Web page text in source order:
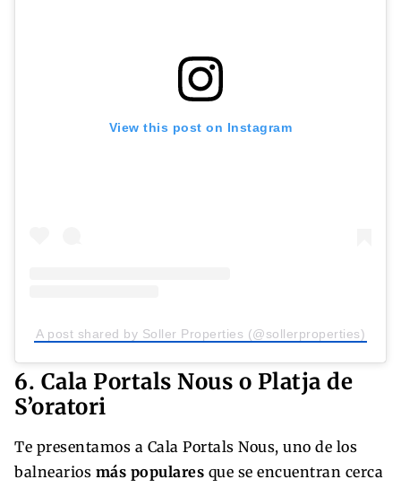
View this post on Instagram
A post shared by Soller Properties (@sollerproperties)
6. Cala Portals Nous o Platja de
S’oratori
Te presentamos a Cala Portals Nous, uno de los
balnearios más populares que se encuentran cerca